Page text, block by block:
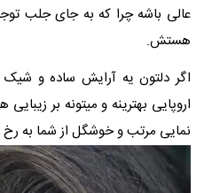
عالی باشه چرا که به جای جلب
هستش.
اگر دلتون یه آرایش ساده و
اروپایی بهترینه و میتونه بر
نمایی مرتب و خوشگل از شما به